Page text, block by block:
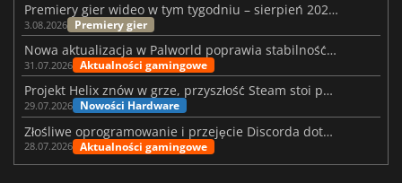
Premiery gier wideo w tym tygodniu – sierpień 2026 r. (32. tydzień)
3.08.2026 Premiery gier
Nowa aktualizacja w Palworld poprawia stabilność Sunreach i walk z bossami
31.07.2026 Aktualności gamingowe
Projekt Helix znów w grze, przyszłość Steam stoi pod znakiem zapytania
29.07.2026 Nowości Hardware
Złośliwe oprogramowanie i przejęcie Discorda dotknęły Meccha Chameleon
28.07.2026 Aktualności gamingowe